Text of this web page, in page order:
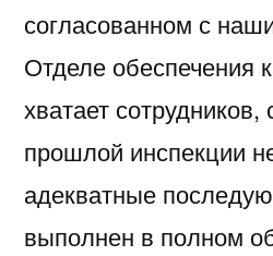
согласованном с
Отделе обеспечения
хватает
прошлой инспекции
адекватные
выполнен в полном